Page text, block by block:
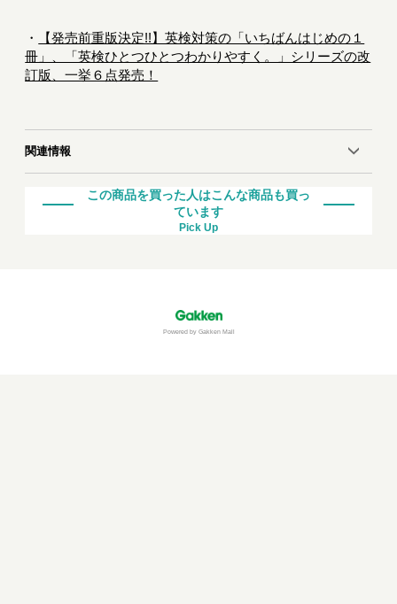
・
【発売前重版決定!!】英検対策の「いちばんはじめの１
冊」、「英検ひとつひとつわかりやすく。」シリーズの改
訂版、一挙６点発売！
関連情報
この商品を買った人はこんな商品も買っ
ています
Pick Up
Powered by Gakken Mall